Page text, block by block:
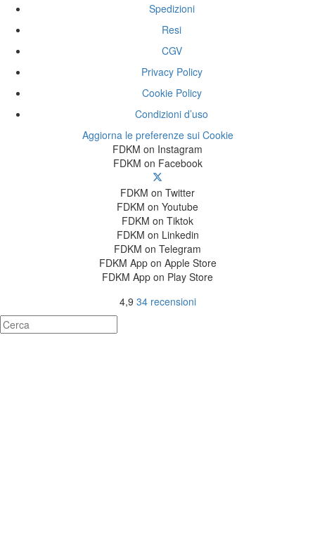
Spedizioni
Resi
CGV
Privacy Policy
Cookie Policy
Condizioni d’uso
Aggiorna le preferenze sui Cookie
FDKM on Instagram
FDKM on Facebook
FDKM on Twitter
FDKM on Youtube
FDKM on Tiktok
FDKM on Linkedin
FDKM on Telegram
FDKM App on Apple Store
FDKM App on Play Store
4,9 34 recensioni